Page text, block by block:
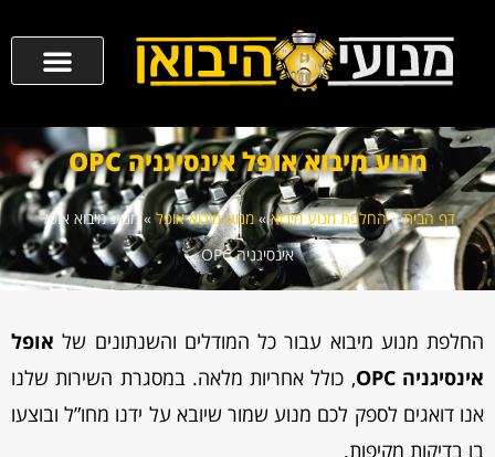
מנוע מיבוא אופל אינסיגניה OPC
דף הבית»החלפת מנוע מיבוא»מנוע מיבוא אופל»מנוע מיבוא אופל
אינסיגניה OPC
החלפת מנוע מיבוא עבור כל המודלים והשנתונים של אופל
אינסיגניה OPC
, כולל אחריות מלאה. במסגרת השירות שלנו
אנו דואגים לספק לכם מנוע שמור שיובא על ידנו מחו”ל ובוצעו
בו בדיקות מקיפות.